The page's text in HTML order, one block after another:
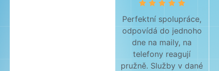
Perfektní spolupráce,
odpovídá do jednoho
dne na maily, na
telefony reagují
pružně. Služby v dané